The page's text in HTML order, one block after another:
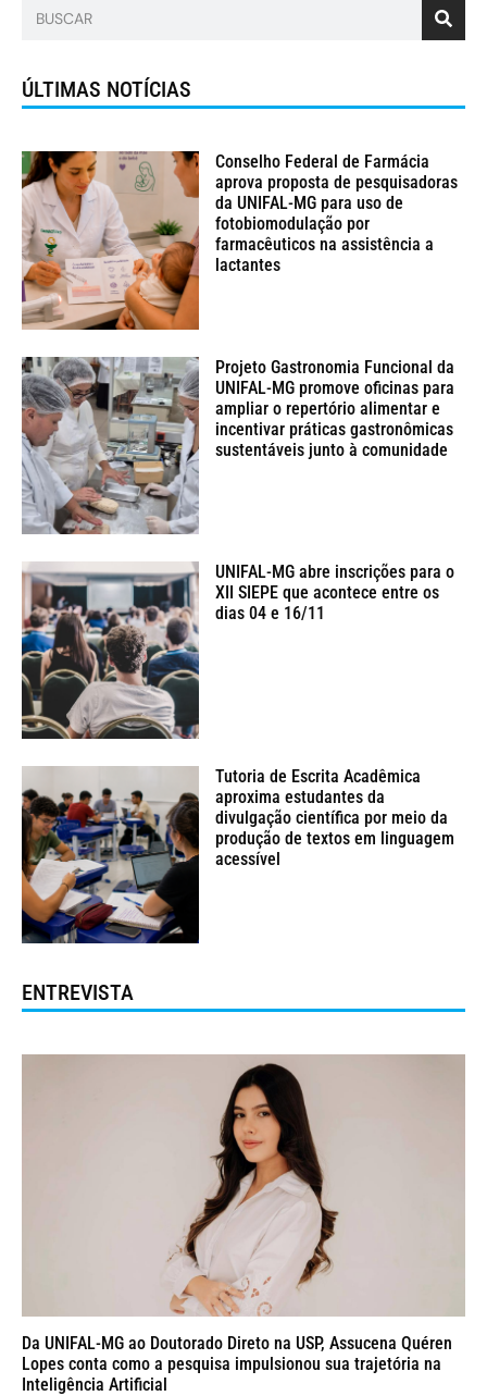
ÚLTIMAS NOTÍCIAS
Conselho Federal de Farmácia
aprova proposta de pesquisadoras
da UNIFAL-MG para uso de
fotobiomodulação por
farmacêuticos na assistência a
lactantes
Projeto Gastronomia Funcional da
UNIFAL-MG promove oficinas para
ampliar o repertório alimentar e
incentivar práticas gastronômicas
sustentáveis junto à comunidade
UNIFAL-MG abre inscrições para o
XII SIEPE que acontece entre os
dias 04 e 16/11
Tutoria de Escrita Acadêmica
aproxima estudantes da
divulgação científica por meio da
produção de textos em linguagem
acessível
ENTREVISTA
Da UNIFAL-MG ao Doutorado Direto na USP, Assucena Quéren
Lopes conta como a pesquisa impulsionou sua trajetória na
Inteligência Artificial